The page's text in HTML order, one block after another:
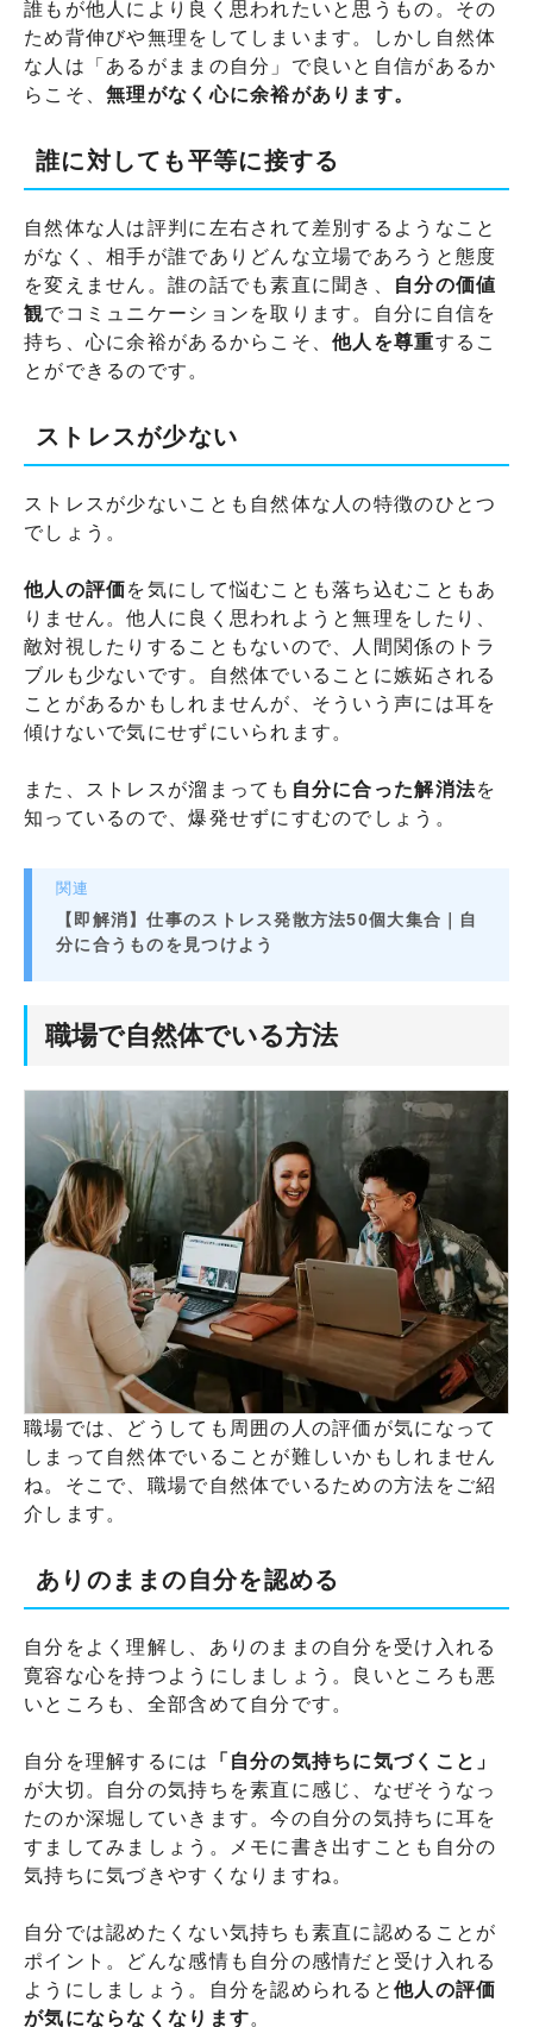
誰もが他人により良く思われたいと思うもの。その
ため背伸びや無理をしてしまいます。しかし自然体
な人は「あるがままの自分」で良いと自信があるか
らこそ、無理がなく心に余裕があります。
誰に対しても平等に接する
自然体な人は評判に左右されて差別するようなこと
がなく、相手が誰でありどんな立場であろうと態度
を変えません。誰の話でも素直に聞き、
自分の価値
観でコミュニケーションを取ります。自分に自信を
持ち、心に余裕があるからこそ、他人を尊重するこ
とができるのです。
ストレスが少ない
ストレスが少ないことも自然体な人の特徴のひとつ
でしょう。
他人の評価を気にして悩むことも落ち込むこともあ
りません。他人に良く思われようと無理をしたり、
敵対視したりすることもないので、人間関係のトラ
ブルも少ないです。自然体でいることに嫉妬される
ことがあるかもしれませんが、そういう声には耳を
傾けないで気にせずにいられます。
また、ストレスが溜まっても 自分に合った解消法を
知っているので、爆発せずにすむのでしょう。
関連
【即解消】仕事のストレス発散方法50個大集合｜自
分に合うものを見つけよう
職場で自然体でいる方法
職場では、どうしても周囲の人の評価が気になって
しまって自然体でいることが難しいかもしれません
ね。そこで、職場で自然体でいるための方法をご紹
介します。
ありのままの自分を認める
自分をよく理解し、ありのままの自分を受け入れる
寛容な心を持つようにしましょう。良いところも悪
いところも、全部含めて自分です。
自分を理解するには
「自分の気持ちに気づくこと」
が大切。自分の気持ちを素直に感じ、なぜそうなっ
たのか深堀していきます。今の自分の気持ちに耳を
すましてみましょう。メモに書き出すことも自分の
気持ちに気づきやすくなりますね。
自分では認めたくない気持ちも素直に認めることが
ポイント。どんな感情も自分の感情だと受け入れる
ようにしましょう。自分を認められると他人の評価
が気にならなくなります。